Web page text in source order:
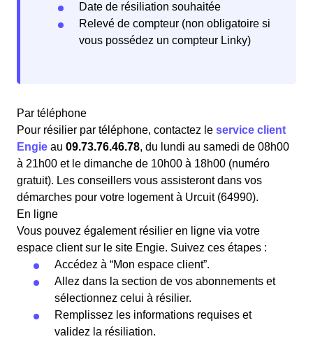
Date de résiliation souhaitée
Relevé de compteur (non obligatoire si
vous possédez un compteur Linky)
Par téléphone
Pour résilier par téléphone, contactez le service client
Engie au 09.73.76.46.78, du lundi au samedi de 08h00
à 21h00 et le dimanche de 10h00 à 18h00 (numéro
gratuit). Les conseillers vous assisteront dans vos
démarches pour votre logement à Urcuit (64990).
En ligne
Vous pouvez également résilier en ligne via votre
espace client sur le site Engie. Suivez ces étapes :
Accédez à “Mon espace client”.
Allez dans la section de vos abonnements et
sélectionnez celui à résilier.
Remplissez les informations requises et
validez la résiliation.